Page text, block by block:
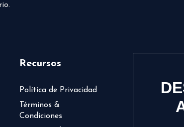
Recursos
Política de Privacidad
Términos &
Condiciones